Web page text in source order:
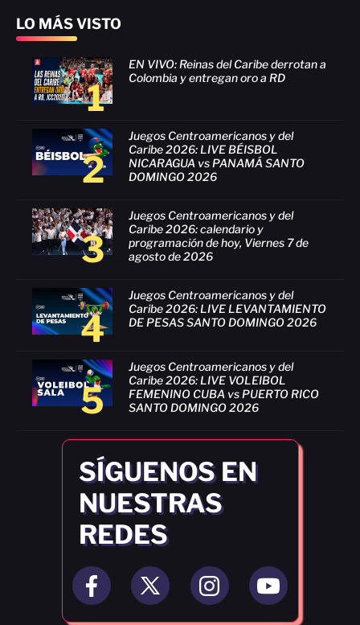
LO MÁS VISTO
1
EN VIVO: Reinas del Caribe derrotan a
Colombia y entregan oro a RD
2
Juegos Centroamericanos y del
Caribe 2026: LIVE BÉISBOL
NICARAGUA vs PANAMÁ SANTO
DOMINGO 2026
3
Juegos Centroamericanos y del
Caribe 2026: calendario y
programación de hoy, Viernes 7 de
agosto de 2026
4
Juegos Centroamericanos y del
Caribe 2026: LIVE LEVANTAMIENTO
DE PESAS SANTO DOMINGO 2026
5
Juegos Centroamericanos y del
Caribe 2026: LIVE VOLEIBOL
FEMENINO CUBA vs PUERTO RICO
SANTO DOMINGO 2026
SÍGUENOS EN
NUESTRAS
REDES